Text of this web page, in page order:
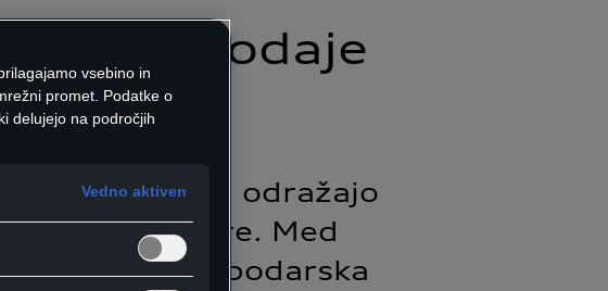
rast prodaje
2025 odražajo
razmere. Med
svetovna gospodarska
vsebino in
promet. Podatke o
delujejo na področjih
Vedno aktiven